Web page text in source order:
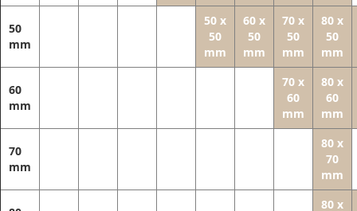
50
mm
50 x
50
mm
60 x
50
mm
70 x
50
mm
80 x
50
mm
60
mm
70 x
60
mm
80 x
60
mm
70
mm
80 x
70
mm
80 x